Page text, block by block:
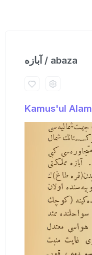
آبازه / abaza
Kamus'ul Alam